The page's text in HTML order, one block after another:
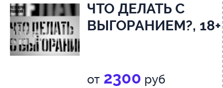
ЧТО ДЕЛАТЬ С
ВЫГОРАНИЕМ?, 18+
от 2300 руб